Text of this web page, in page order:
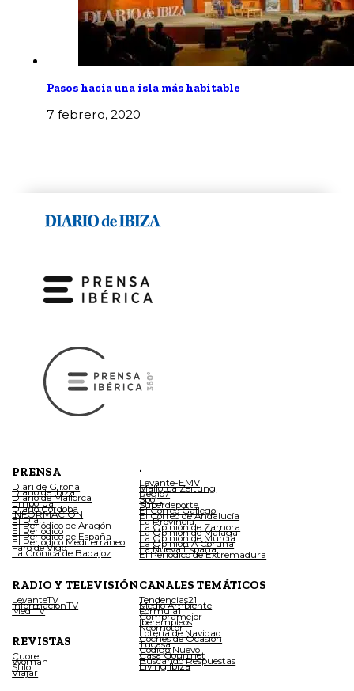
Pasos hacia una isla más habitable
7 febrero, 2020
PRENSA
Diari de Girona
Diario de Ibiza
Diario de Mallorca
Empordà
Diario Córdoba
INFORMACIÓN
El Día
El Periódico de Aragón
El Periódico
El Periódico de España
El Periódico Mediterráneo
Faro de Vigo
La Crónica de Badajoz
.
Levante-EMV
Mallorca Zeitung
Regio7
Sport
Superdeporte
El Correo Gallego
El Correo de Andalucía
La Provincia
La Opinión de Zamora
La Opinión de Málaga
La Opinión de Murcia
La Opinión A Coruña
La Nueva España
El Periódico de Extremadura
RADIO Y TELEVISIÓN
LevanteTV
InformacionTV
MediTV
REVISTAS
Cuore
Woman
Stilo
Viajar
CANALES TEMÁTICOS
Tendencias21
Medio Ambiente
Fórmula1
Compramejor
Iberempleos
Neomotor
Lotería de Navidad
Coches de Ocasión
Tucasa
Código Nuevo
Casa Gourmet
Buscando Respuestas
Living Ibiza